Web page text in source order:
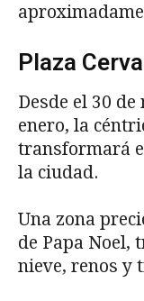
Plaza
Desde el 30
enero, la
transformará
la ciudad.
Una zona
de Papa Noel,
nieve, renos y